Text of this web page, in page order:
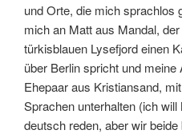
und Orte, die mich sprachlos
mich an Matt aus Mandal,
türkisblauen Lysefjord einen
über Berlin spricht und
Ehepaar aus Kristiansand,
Sprachen unterhalten (ich
deutsch reden, aber wir